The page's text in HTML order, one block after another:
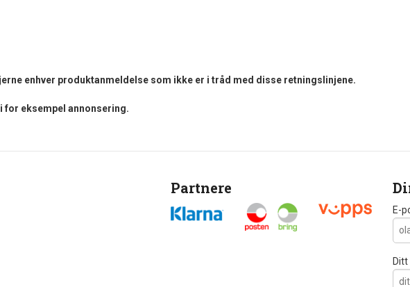
enhver produktanmeldelse som ikke er i tråd med disse retningslinjene.
for eksempel annonsering.
Partnere
E-
Ditt